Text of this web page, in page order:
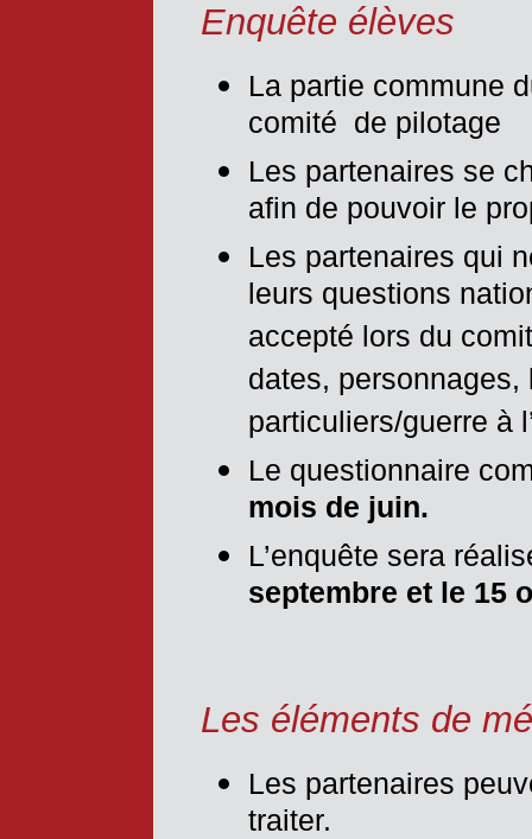
Enquête élèves
La partie commune
comité de pilotage
Les partenaires se
afin de pouvoir le
Les partenaires qui
leurs questions
accepté lors du
dates,
particuliers/guerre à
Le questionnaire
mois de juin.
L’enquête sera
septembre et le 15
Les éléments de
Les partenaires
traiter.